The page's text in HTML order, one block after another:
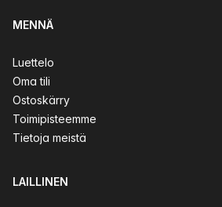
MENNÄ
Luettelo
Oma tili
Ostoskärry
Toimipisteemme
Tietoja meistä
LAILLINEN